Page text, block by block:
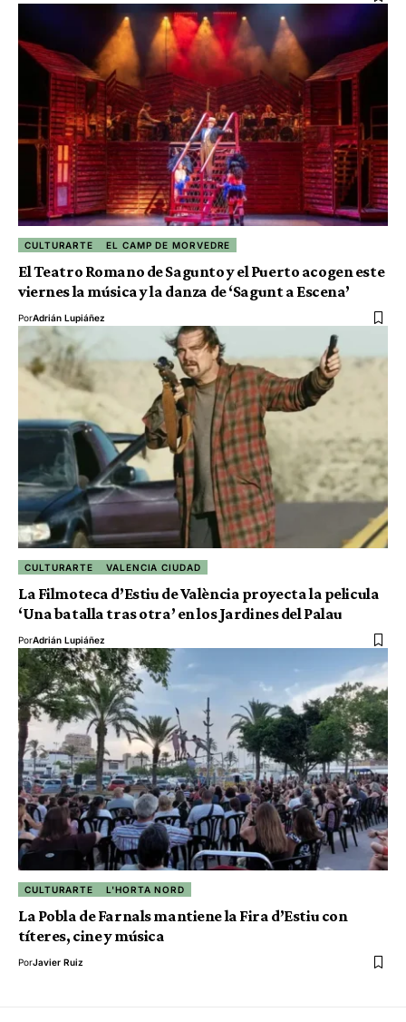
CULTURARTE EL CAMP DE MORVEDRE
El Teatro Romano de Sagunto y el Puerto acogen este
viernes la música y la danza de ‘Sagunt a Escena’
PorAdrián Lupiáñez
CULTURARTE VALENCIA CIUDAD
La Filmoteca d’Estiu de València proyecta la pelicula
‘Una batalla tras otra’ en los Jardines del Palau
PorAdrián Lupiáñez
CULTURARTE L'HORTA NORD
La Pobla de Farnals mantiene la Fira d’Estiu con
títeres, cine y música
PorJavier Ruiz